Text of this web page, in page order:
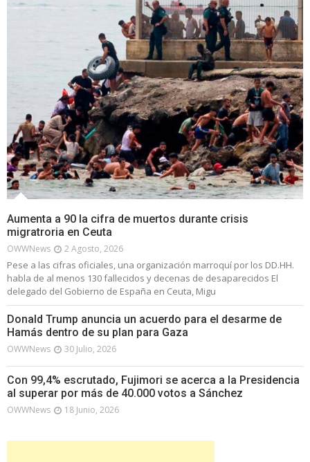
Aumenta a 90 la cifra de muertos durante crisis
migratroria en Ceuta
OWWNews 2 Agosto, 2026
Pese a las cifras oficiales, una organización marroquí por los DD.HH.
habla de al menos 130 fallecidos y decenas de desaparecidos El
delegado del Gobierno de España en Ceuta, Migu
Donald Trump anuncia un acuerdo para el desarme de
Hamás dentro de su plan para Gaza
OWWNews 30 Julio, 2026
Con 99,4% escrutado, Fujimori se acerca a la Presidencia
al superar por más de 40.000 votos a Sánchez
OWWNews 18 Junio, 2026